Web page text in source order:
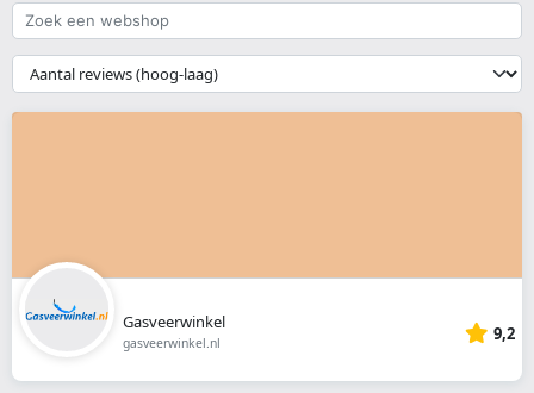
Zoek
een
webshop
{{
__('Sort')
}}
Gasveerwinkel
gasveerwinkel.nl 9,2